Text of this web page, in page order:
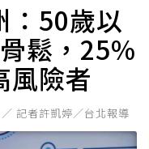
：50歲以
鬆，25%
風險者
記者許凱婷／台北報導